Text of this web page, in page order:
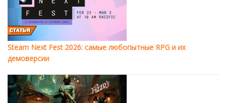
Steam Next Fest 2026: самые любопытные RPG и их
демоверсии